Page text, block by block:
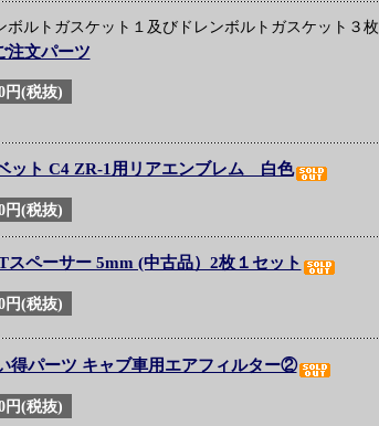
ボルトガスケット１及びドレンボルトガスケット３枚
注文パーツ
円(税抜)
ット C4 ZR-1用リアエンブレム 白色
円(税抜)
スペーサー 5mm (中古品）2枚１セット
円(税抜)
得パーツ キャブ車用エアフィルター②
円(税抜)